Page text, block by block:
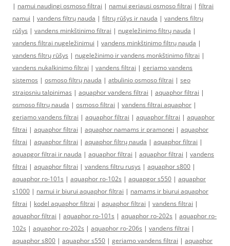
| namui naudingi osmoso filtrai | namui geriausi osmoso filtrai | filtrai
namui | vandens filtrų nauda | filtrų rūšys ir nauda | vandens filtrų
rūšys | vandens minkštinimo filtrai | nugeležinimo filtrų nauda |
vandens filtrai nugeležinimui | vandens minkštinimo filtrų nauda |
vandens filtrų rūšys | nugeležinimo ir vandens monkštinimo filtrai |
vandens nukalkinimo filtrai | vandens filtrai | geriamo vandens
sistemos | osmoso filtrų nauda | atbulinio osmoso filtrai | seo
straipsniu talpinimas | aquaphor vandens filtrai | aquaphor filtrai |
osmoso filtrų nauda | osmoso filtrai | vandens filtrai aquaphor |
geriamo vandens filtrai | aquaphor filtrai | aquaphor filtrai | aquaphor
filtrai | aquaphor filtrai | aquaphor namams ir pramonei | aquaphor
filtrai | aquaphor filtrai | aquaphor filtrų nauda | aquaphor filtrai |
aquapgor filtrai ir nauda | aquaphor filtrai | aquaphor filtrai | vandens
filtrai | aquaphor filtrai | vandens filtru rusys | aquaphor s800 |
aquaphor ro-101s | aquaphor ro-102s | aquapgor s550 | aquaphor
s1000 | namui ir biurui aquaphor filtrai | namams ir biurui aquaphor
filtrai | kodel aquaphor filtrai | aquaphor filtrai | vandens filtrai |
aquaphor filtrai | aquaphor ro-101s | aquaphor ro-202s | aquaphor ro-
102s | aquaphor ro-202s | aquaphor ro-206s | vandens filtrai |
aquaphor s800 | aquaphor s550 | geriamo vandens filtrai | aquaphor